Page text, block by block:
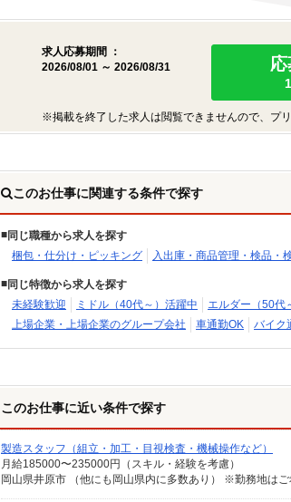
求人応募期間 ：
2026/08/01 ～ 2026/08/31
※掲載を終了した求人は閲覧できませんので、プ
このお仕事に関連する条件で探す
同じ職種から求人を探す
梱包・仕分け・ピッキング
入出庫・商品管理・検品・
同じ特徴から求人を探す
未経験歓迎
ミドル（40代～）活躍中 エルダー（50代
上場企業・上場企業のグループ会社
車通勤OK バイク
このお仕事に近い条件で探す
製造スタッフ（組立・加工・目視検査・機械操作など）
月給185000〜235000円（スキル・経験を考慮）